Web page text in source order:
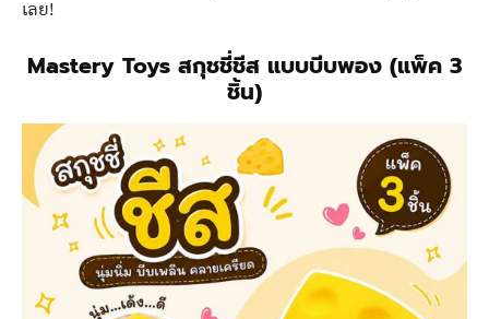
เลย!
Mastery Toys สกุชชี่ชีส แบบบีบพอง (แพ็ค 3
ชิ้น)